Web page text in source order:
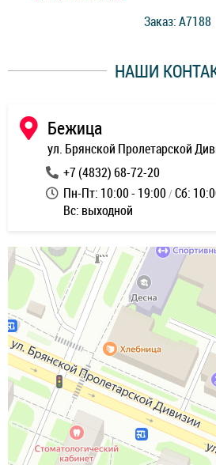
работы и оперативность!Заказ: A7188
НАШИ
Бежица
ул. Брянской Пролетарской
+7 (4832) 68-72-20
Пн-Пт: 10:00 - 19:00 Сб:
Вс: выходной